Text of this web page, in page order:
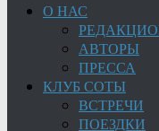
О НАС
АВТОРЫ
ПРЕССА
КЛУБ СОТЫ
ВСТРЕЧИ
ПОЕЗДКИ